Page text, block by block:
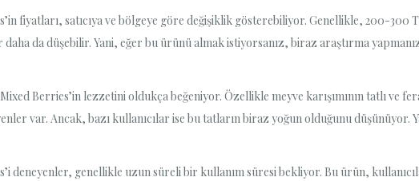
fiyatları, satıcıya ve bölgeye göre değişiklik gösterebiliyor. Genellikle, 200-300
da düşebilir. Yani, eğer bu ürünü almak istiyorsanız, biraz araştırma
Berries’in lezzetini oldukça beğeniyor. Özellikle meyve karışımının tatlı ve
var. Ancak, bazı kullanıcılar ise bu tatların biraz yoğun olduğunu
deneyenler, genellikle uzun süreli bir kullanım süresi bekliyor. Bu ürün,